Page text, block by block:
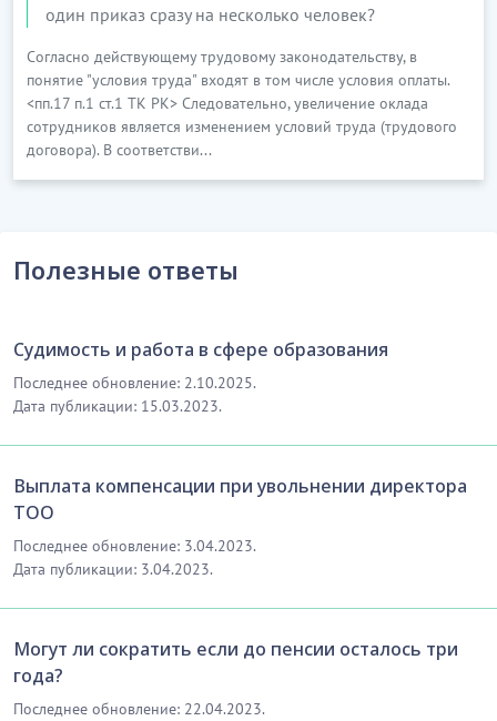
один приказ сразу на несколько человек?
Согласно действующему трудовому законодательству, в
понятие "условия труда" входят в том числе условия оплаты.
<пп.17 п.1 ст.1 ТК РК> Следовательно, увеличение оклада
сотрудников является изменением условий труда (трудового
договора). В соответстви...
Полезные ответы
Судимость и работа в сфере образования
Последнее обновление: 2.10.2025.
Дата публикации: 15.03.2023.
Выплата компенсации при увольнении директора
ТОО
Последнее обновление: 3.04.2023.
Дата публикации: 3.04.2023.
Могут ли сократить если до пенсии осталось три
года?
Последнее обновление: 22.04.2023.